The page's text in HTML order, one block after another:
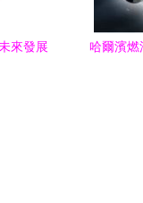
來發展
哈爾濱燃